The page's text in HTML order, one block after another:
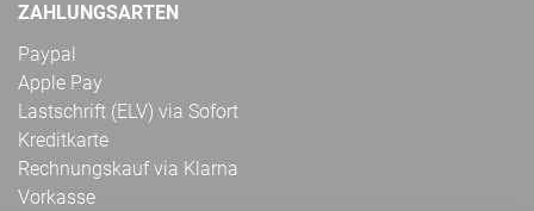
ZAHLUNGSARTEN
Paypal
Apple Pay
Lastschrift (ELV) via Sofort
Kreditkarte
Rechnungskauf via Klarna
Vorkasse